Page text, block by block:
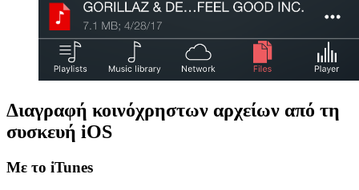
Διαγραφή κοινόχρηστων αρχείων από τη
συσκευή iOS
Με το iTunes